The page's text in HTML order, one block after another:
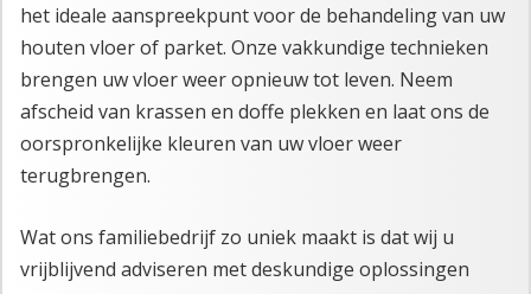
het ideale aanspreekpunt voor de behandeling van uw
houten vloer of parket. Onze vakkundige technieken
brengen uw vloer weer opnieuw tot leven. Neem
afscheid van krassen en doffe plekken en laat ons de
oorspronkelijke kleuren van uw vloer weer
terugbrengen.
Wat ons familiebedrijf zo uniek maakt is dat wij u
vrijblijvend adviseren met deskundige oplossingen